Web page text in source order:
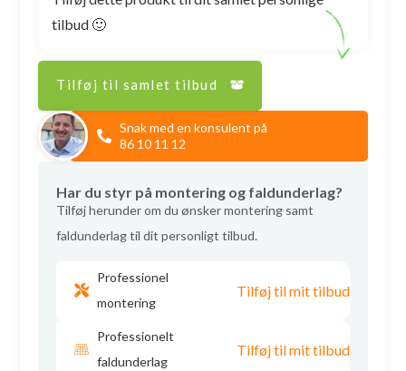
tilbud 🙂
Snak med en konsulent på
86 10 11 12
Tilføj til samlet tilbud
Har du styr på montering og faldunderlag?
Tilføj herunder om du ønsker montering samt
faldunderlag til dit personligt tilbud.
Professionel
montering
Tilføj til mit tilbud
Professionelt
faldunderlag
Tilføj til mit tilbud